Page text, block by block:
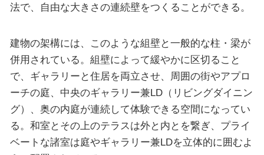
法で、自由な大きさの連続壁をつくることができる。
建物の架構には、このような組壁と一般的な柱・梁が
併用されている。組壁によって緩やかに区切ること
で、ギャラリーと住居を両立させ、周囲の街やアプロ
ーチの庭、中央のギャラリー兼LD（リビングダイニン
グ）、奥の内庭が連続して体験できる空間になってい
る。和室とその上のテラスは外と内とを繋ぎ、プライ
ベートな諸室は庭やギャラリー兼LDを立体的に囲むよ